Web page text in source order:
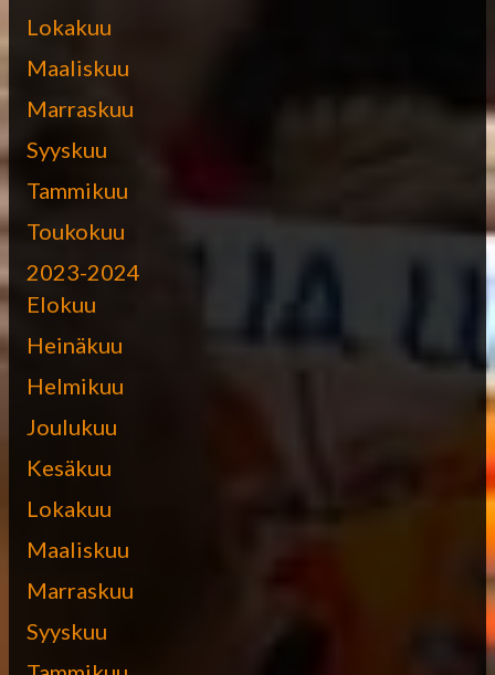
Lokakuu
Maaliskuu
Marraskuu
Syyskuu
Tammikuu
Toukokuu
2023-2024
Elokuu
Heinäkuu
Helmikuu
Joulukuu
Kesäkuu
Lokakuu
Maaliskuu
Marraskuu
Syyskuu